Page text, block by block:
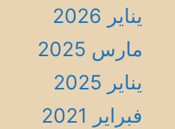
يناير 2026
مارس 2025
يناير 2025
فبراير 2021